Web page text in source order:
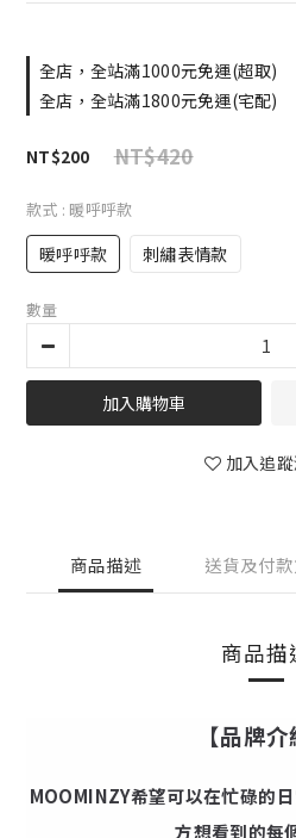
全店，全站滿1000元免運(超取)
全店，全站滿1800元免運(宅配)
NT$420
NT$200
款式 : 暖呼呼款
暖呼呼款 刺繡表情款
數量
加入購物車
加入追
商品描述 送貨及付
商品描
【品牌介
MOOMINZY希望可以在忙碌的
方想看到的每